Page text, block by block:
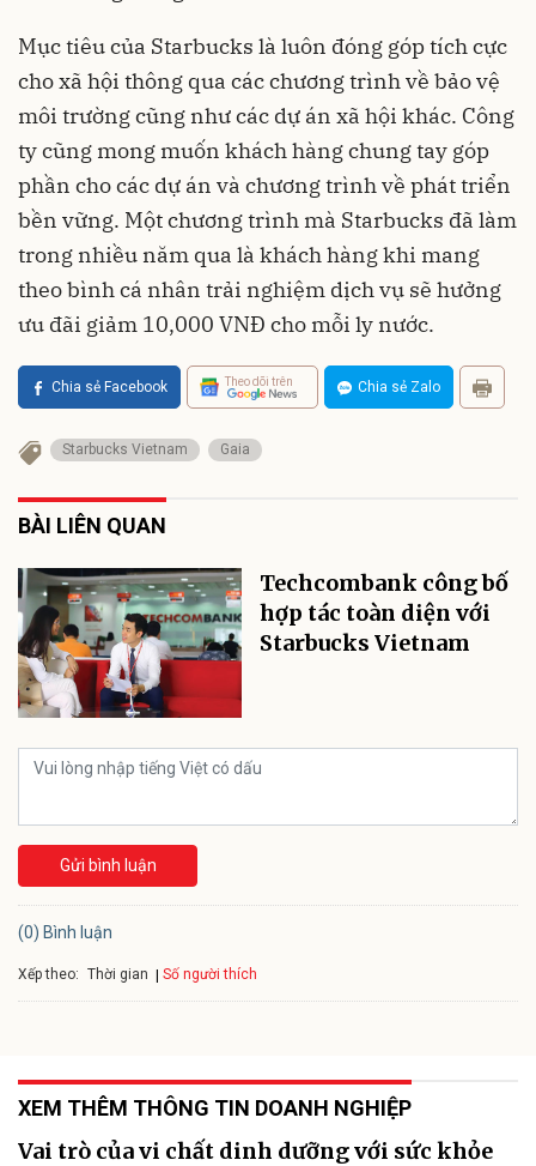
Mục tiêu của Starbucks là luôn đóng góp tích cực
cho xã hội thông qua các chương trình về bảo vệ
môi trường cũng như các dự án xã hội khác. Công
ty cũng mong muốn khách hàng chung tay góp
phần cho các dự án và chương trình về phát triển
bền vững. Một chương trình mà Starbucks đã làm
trong nhiều năm qua là khách hàng khi mang
theo bình cá nhân trải nghiệm dịch vụ sẽ hưởng
ưu đãi giảm 10,000 VNĐ cho mỗi ly nước.
Chia sẻ Facebook Theo dõi trên Chia sẻ Zalo
Starbucks Vietnam Gaia
BÀI LIÊN QUAN
Techcombank công bố
hợp tác toàn diện với
Starbucks Vietnam
Gửi bình luận
(0) Bình luận
Xếp theo: Thời gian Số người thích
XEM THÊM THÔNG TIN DOANH NGHIỆP
Vai trò của vi chất dinh dưỡng với sức khỏe